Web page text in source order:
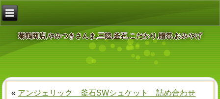
菊鶴商店,やみつきさんま,三陸,釜石,こだわり,贈答,おみやげ
« アンジェリック 釜石SWシュケット 詰め合わせ